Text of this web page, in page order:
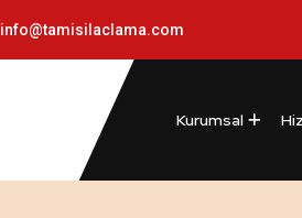
info@tamisilaclama.com
Kurumsal